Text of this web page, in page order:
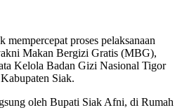
proses pelaksanaan
Makan Bergizi Gratis (MBG),
Kelola Badan Gizi Nasional Tigor
Siak.
oleh Bupati Siak Afni, di Rumah